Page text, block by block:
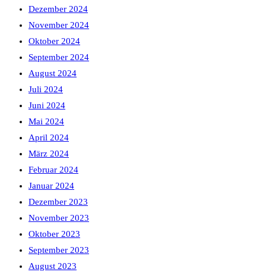
Dezember 2024
November 2024
Oktober 2024
September 2024
August 2024
Juli 2024
Juni 2024
Mai 2024
April 2024
März 2024
Februar 2024
Januar 2024
Dezember 2023
November 2023
Oktober 2023
September 2023
August 2023